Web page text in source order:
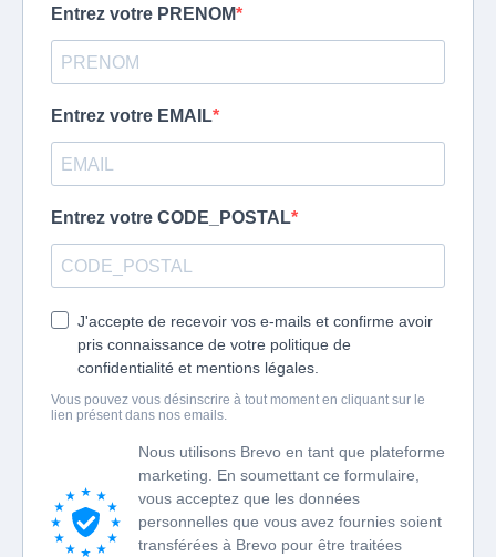
Entrez votre PRENOM
Entrez votre EMAIL
Entrez votre CODE_POSTAL
J'accepte de recevoir vos e-mails et confirme avoir
pris connaissance de votre politique de
confidentialité et mentions légales.
Vous pouvez vous désinscrire à tout moment en cliquant sur le
lien présent dans nos emails.
Nous utilisons Brevo en tant que plateforme
marketing. En soumettant ce formulaire,
vous acceptez que les données
personnelles que vous avez fournies soient
transférées à Brevo pour être traitées